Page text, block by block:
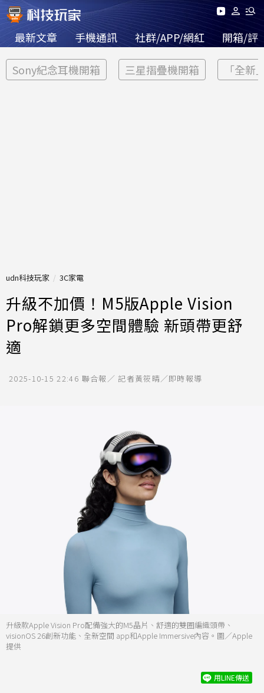
最新文章 手機通訊 社群/APP/網紅 開箱/評
Sony紀念耳機開箱 三星摺疊機開箱 「全新
udn科技玩家 3C家電
升級不加價！M5版Apple Vision
Pro解鎖更多空間體驗 新頭帶更舒
適
2025-10-15 22:46 聯合報／ 記者黃筱晴／即時報導
升級款Apple Vision Pro配備強大的M5晶片、舒適的雙圈編織頭帶、
visionOS 26創新功能、全新空間 app和Apple Immersive內容。圖／Apple
提供
用LINE傳送